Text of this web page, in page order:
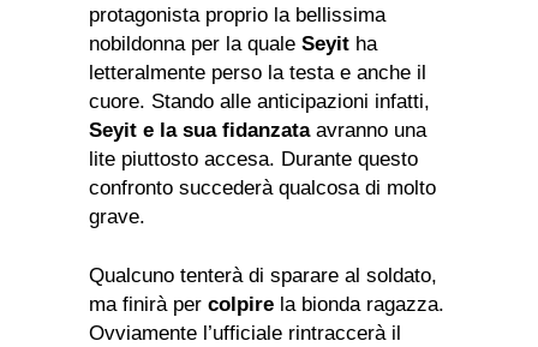
protagonista proprio la bellissima
nobildonna per la quale Seyit ha
letteralmente perso la testa e anche il
cuore. Stando alle anticipazioni infatti,
Seyit e la sua fidanzataavranno una
lite piuttosto accesa. Durante questo
confronto succederà qualcosa di molto
grave.
Qualcuno tenterà di sparare al soldato,
ma finirà per colpire la bionda ragazza.
Ovviamente l’ufficiale rintraccerà il